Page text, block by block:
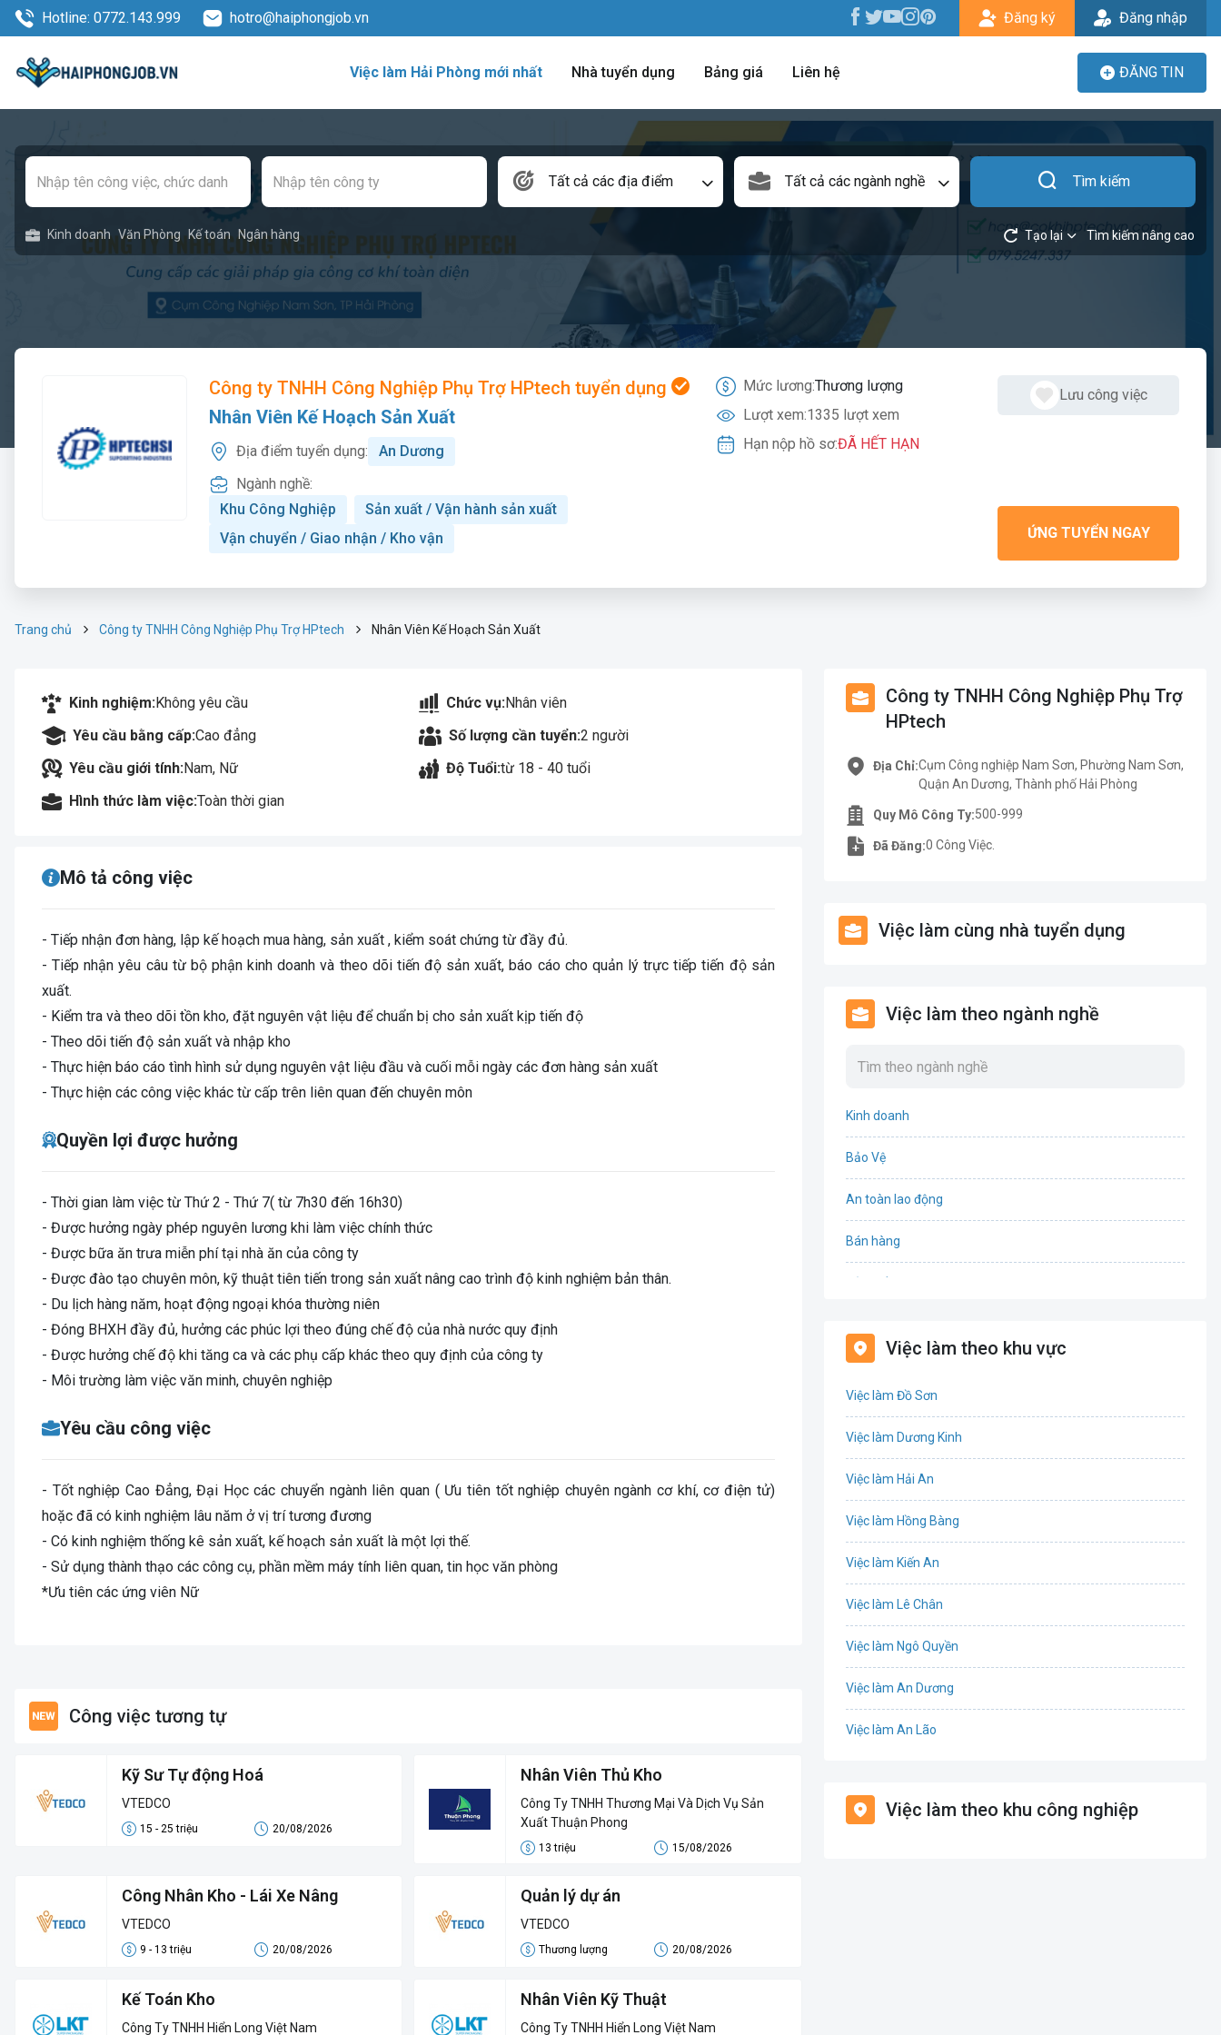
Hotline: 0772.143.999 hotro@haiphongjob.vn Đăng ký Đăng nhập
Việc làm Hải Phòng mới nhất Nhà tuyển dụng Bảng giá Liên hệ ĐĂNG TIN
Tất cả các địa điểm Tất cả các ngành nghề Tìm kiếm
Kinh doanh Văn Phòng Kế toán Ngân hàng Tạo lại Tìm kiếm nâng cao
Công ty TNHH Công Nghiệp Phụ Trợ HPtech tuyển dụng
Nhân Viên Kế Hoạch Sản Xuất
Địa điểm tuyển dụng:
An Dương
Ngành nghề:
Khu Công Nghiệp
Sản xuất / Vận hành sản xuất
Vận chuyển / Giao nhận / Kho vận
Mức lương:Thương lượng
Lượt xem:1335 lượt xem
Hạn nộp hồ sơ:ĐÃ HẾT HẠN
Lưu công việc
ỨNG TUYỂN NGAY
Trang chủ Công ty TNHH Công Nghiệp Phụ Trợ HPtech Nhân Viên Kế Hoạch Sản Xuất
Kinh nghiệm:Không yêu cầu Chức vụ:Nhân viên
Yêu cầu bằng cấp:Cao đẳng Số lượng cần tuyển:2 người
Yêu cầu giới tính:Nam, Nữ Độ Tuổi:từ 18 - 40 tuổi
Hình thức làm việc:Toàn thời gian
Mô tả công việc
- Tiếp nhận đơn hàng, lập kế hoạch mua hàng, sản xuất , kiểm soát chứng từ đầy đủ.
- Tiếp nhận yêu câu từ bộ phận kinh doanh và theo dõi tiến độ sản xuất, báo cáo cho quản lý trực tiếp tiến độ sản
xuất.
- Kiểm tra và theo dõi tồn kho, đặt nguyên vật liệu để chuẩn bị cho sản xuất kịp tiến độ
- Theo dõi tiến độ sản xuất và nhập kho
- Thực hiện báo cáo tình hình sử dụng nguyên vật liệu đầu và cuối mỗi ngày các đơn hàng sản xuất
- Thực hiện các công việc khác từ cấp trên liên quan đến chuyên môn
Quyền lợi được hưởng
- Thời gian làm việc từ Thứ 2 - Thứ 7( từ 7h30 đến 16h30)
- Được hưởng ngày phép nguyên lương khi làm việc chính thức
- Được bữa ăn trưa miễn phí tại nhà ăn của công ty
- Được đào tạo chuyên môn, kỹ thuật tiên tiến trong sản xuất nâng cao trình độ kinh nghiệm bản thân.
- Du lịch hàng năm, hoạt động ngoại khóa thường niên
- Đóng BHXH đầy đủ, hưởng các phúc lợi theo đúng chế độ của nhà nước quy định
- Được hưởng chế độ khi tăng ca và các phụ cấp khác theo quy định của công ty
- Môi trường làm việc văn minh, chuyên nghiệp
Yêu cầu công việc
- Tốt nghiệp Cao Đẳng, Đại Học các chuyển ngành liên quan ( Ưu tiên tốt nghiệp chuyên ngành cơ khí, cơ điện tử)
hoặc đã có kinh nghiệm lâu năm ở vị trí tương đương
- Có kinh nghiệm thống kê sản xuất, kế hoạch sản xuất là một lợi thế.
- Sử dụng thành thạo các công cụ, phần mềm máy tính liên quan, tin học văn phòng
*Ưu tiên các ứng viên Nữ
Công việc tương tự
Kỹ Sư Tự động Hoá
VTEDCO
15 - 25 triệu 20/08/2026
Nhân Viên Thủ Kho
Công Ty TNHH Thương Mại Và Dịch Vụ Sản
Xuất Thuận Phong
13 triệu 15/08/2026
Công Nhân Kho - Lái Xe Nâng
VTEDCO
9 - 13 triệu 20/08/2026
Quản lý dự án
VTEDCO
Thương lượng 20/08/2026
Kế Toán Kho
Công Ty TNHH Hiển Long Việt Nam
Nhân Viên Kỹ Thuật
Công Ty TNHH Hiển Long Việt Nam
Công ty TNHH Công Nghiệp Phụ Trợ
HPtech
Địa Chỉ:Cụm Công nghiệp Nam Sơn, Phường Nam Sơn,
Quận An Dương, Thành phố Hải Phòng
Quy Mô Công Ty:500-999
Đã Đăng:0 Công Việc.
Việc làm cùng nhà tuyển dụng
Việc làm theo ngành nghề
Kinh doanh
Bảo Vệ
An toàn lao động
Bán hàng
Biên phiên dịch
Văn Phòng
Việc làm theo khu vực
Việc làm Đồ Sơn
Việc làm Dương Kinh
Việc làm Hải An
Việc làm Hồng Bàng
Việc làm Kiến An
Việc làm Lê Chân
Việc làm Ngô Quyền
Việc làm An Dương
Việc làm An Lão
Việc làm Cát Hải
Việc làm theo khu công nghiệp